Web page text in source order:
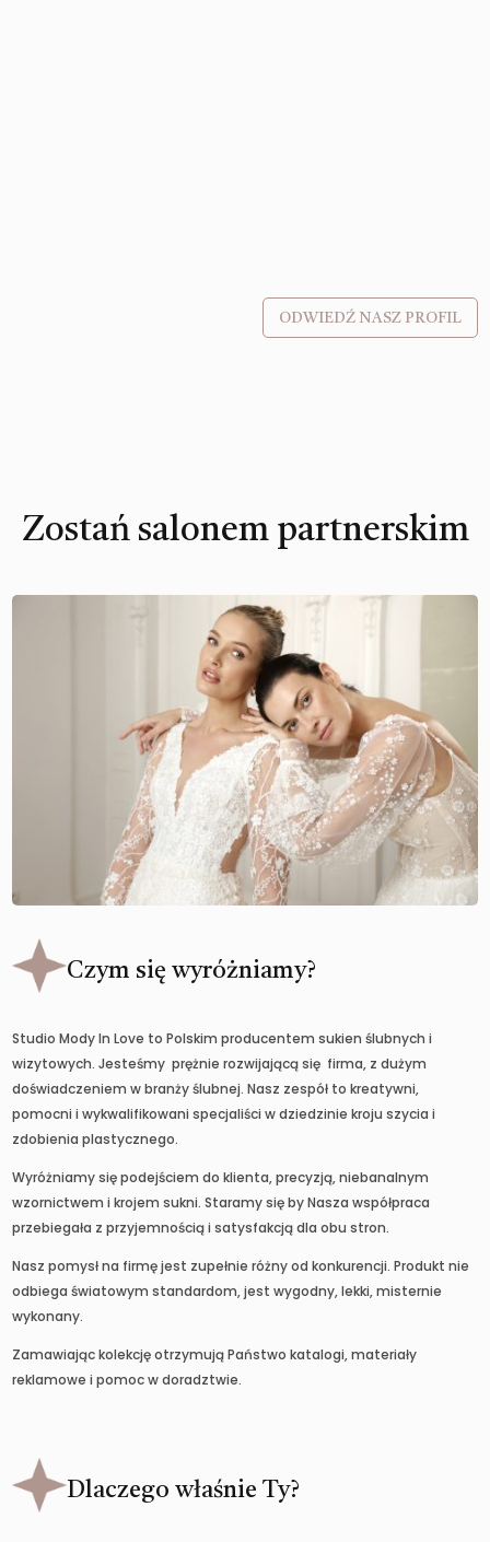
ODWIEDŹ NASZ PROFIL
Zostań salonem partnerskim
Czym się wyróżniamy?
Studio Mody In Love to Polskim producentem sukien ślubnych i
wizytowych. Jesteśmy prężnie rozwijającą się firma, z dużym
doświadczeniem w branży ślubnej. Nasz zespół to kreatywni,
pomocni i wykwalifikowani specjaliści w dziedzinie kroju szycia i
zdobienia plastycznego.
Wyróżniamy się podejściem do klienta, precyzją, niebanalnym
wzornictwem i krojem sukni. Staramy się by Nasza współpraca
przebiegała z przyjemnością i satysfakcją dla obu stron.
Nasz pomysł na firmę jest zupełnie różny od konkurencji. Produkt nie
odbiega światowym standardom, jest wygodny, lekki, misternie
wykonany.
Zamawiając kolekcję otrzymują Państwo katalogi, materiały
reklamowe i pomoc w doradztwie.
Dlaczego właśnie Ty?